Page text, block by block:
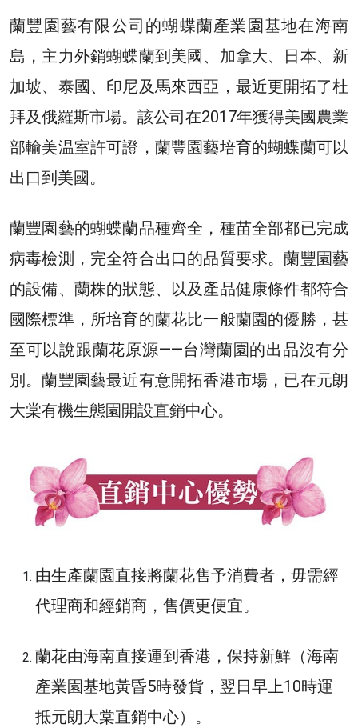
蘭豐園藝有限公司的蝴蝶蘭產業園基地在海南
島，主力外銷蝴蝶蘭到美國、加拿大、日本、新
加坡、泰國、印尼及馬來西亞，最近更開拓了杜
拜及俄羅斯市場。該公司在2017年獲得美國農業
部輸美温室許可證，蘭豐園藝培育的蝴蝶蘭可以
出口到美國。
蘭豐園藝的蝴蝶蘭品種齊全，種苗全部都已完成
病毒檢測，完全符合出口的品質要求。蘭豐園藝
的設備、蘭株的狀態、以及產品健康條件都符合
國際標準，所培育的蘭花比一般蘭園的優勝，甚
至可以說跟蘭花原源——台灣蘭園的出品沒有分
別。蘭豐園藝最近有意開拓香港市場，已在元朗
大棠有機生態園開設直銷中心。
由生產蘭園直接將蘭花售予消費者，毋需經
代理商和經銷商，售價更便宜。
蘭花由海南直接運到香港，保持新鮮（海南
產業園基地黃昏5時發貨，翌日早上10時運
抵元朗大棠直銷中心）。